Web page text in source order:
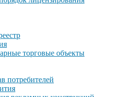
торговые объекты
потребителей